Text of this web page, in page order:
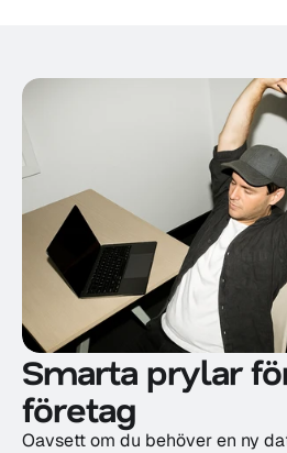
Smarta prylar
företag
Oavsett om du behöver en ny